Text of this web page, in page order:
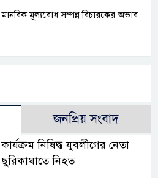
মানবিক মূল্যবোধ সম্পন্ন বিচারকের অভাব
জনপ্রিয় সংবাদ
কার্যক্রম নিষিদ্ধ যুবলীগের নেতা
ছুরিকাঘাতে নিহত